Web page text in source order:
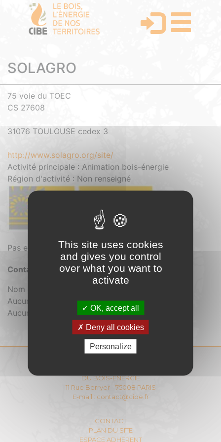
SOLAGRO
75 voie du TOEC
CS 27608
31076 TOULOUSE cedex 3
http://www.solagro.org/site/
Activité principale : Animation bois-énergie
Région d'activité : Non renseigné
Pas encore de présentation associée.
Contact :
Nom de contact non communiqué
Aucun mail de contact communiqué
Aucun numéro de contact communiqué
DU BOIS-ENERGIE
11 Rue Berryer - 75008 PARIS
E-mail : contact@cibe.fr
CONTACT
PLAN DU SITE
ESPACE ADHERENT
This site uses cookies
and gives you control
over what you want to
activate
OK, accept all
Deny all cookies
Personalize